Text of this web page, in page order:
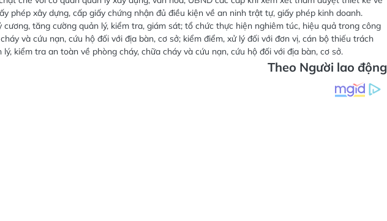
chẽ với cơ quan quản lý xây dựng, văn hóa, UBND các cấp khi xem xét thẩm duyệt thiết kế về
phép xây dựng, cấp giấy chứng nhận đủ điều kiện về an ninh trật tự, giấy phép kinh doanh.
tăng cường quản lý, kiểm tra, giám sát; tổ chức thực hiện nghiêm túc, hiệu quả trong công
và cứu nạn, cứu hộ đối với địa bàn, cơ sở; kiểm điểm, xử lý đối với đơn vị, cán bộ thiếu trách
kiểm tra an toàn về phòng cháy, chữa cháy và cứu nạn, cứu hộ đối với địa bàn, cơ sở.
Theo Người lao động